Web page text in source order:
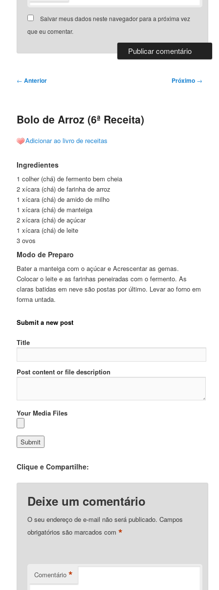
Salvar meus dados neste navegador para a próxima vez
que eu comentar.
Navegação
← Anterior Próximo →
Bolo de Arroz (6ª Receita)
Adicionar ao livro de receitas
Ingredientes
1 colher (chá) de fermento bem cheia
2 xícara (chá) de farinha de arroz
1 xícara (chá) de amido de milho
1 xícara (chá) de manteiga
2 xícara (chá) de açúcar
1 xícara (chá) de leite
3 ovos
Modo de Preparo
Bater a manteiga com o açúcar e Acrescentar as gemas.
Colocar o leite e as farinhas peneiradas com o fermento. As
claras batidas em neve são postas por último. Levar ao forno em
forma untada.
Submit a new post
Title
Post content or file description
Your Media Files
Clique e Compartilhe:
Deixe um comentário
O seu endereço de e-mail não será publicado. Campos
obrigatórios são marcados com*
Comentário *